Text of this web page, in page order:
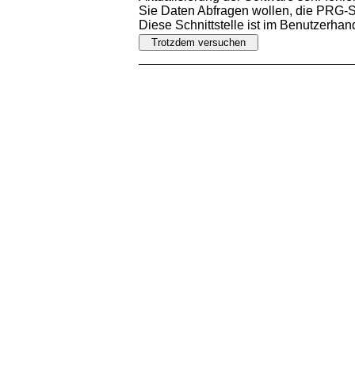
Sie Daten Abfragen wollen, die PRG-
Diese Schnittstelle ist im